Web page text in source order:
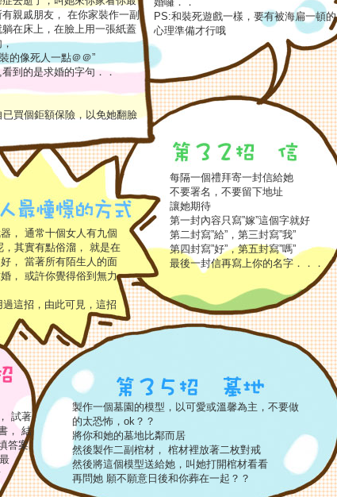
親戚朋友， 在你家裝作一副
在床上，在臉上用一張紙蓋
，
的像死人一點＠＠”
到的是求婚的字句．．
買個鉅額保險，以免她翻臉
PS:和裝死遊戲一樣，要有被海扁一頓的
心理準備才行哦
， 通常十個女人有九個
其實有點俗溜， 就是在
， 當著所有陌生人的面
， 或許你覺得俗到無力
這招，由此可見，這招
每隔一個禮拜寄一封信給她
不要署名，不要留下地址
讓她期待
第一封內容只寫”嫁”這個字就好
第二封寫”給”，第三封寫”我”
第四封寫”好”，第五封寫”嗎”
最後一封信再寫上你的名字．．．
試著
， 結
答案
製作一個墓園的模型，以可愛或溫馨為主，不要做
的太恐怖，ok？？
將你和她的墓地比鄰而居
然後製作二副棺材， 棺材裡放著二枚對戒
然後將這個模型送給她，叫她打開棺材看看
再問她 願不願意日後和你葬在一起？？